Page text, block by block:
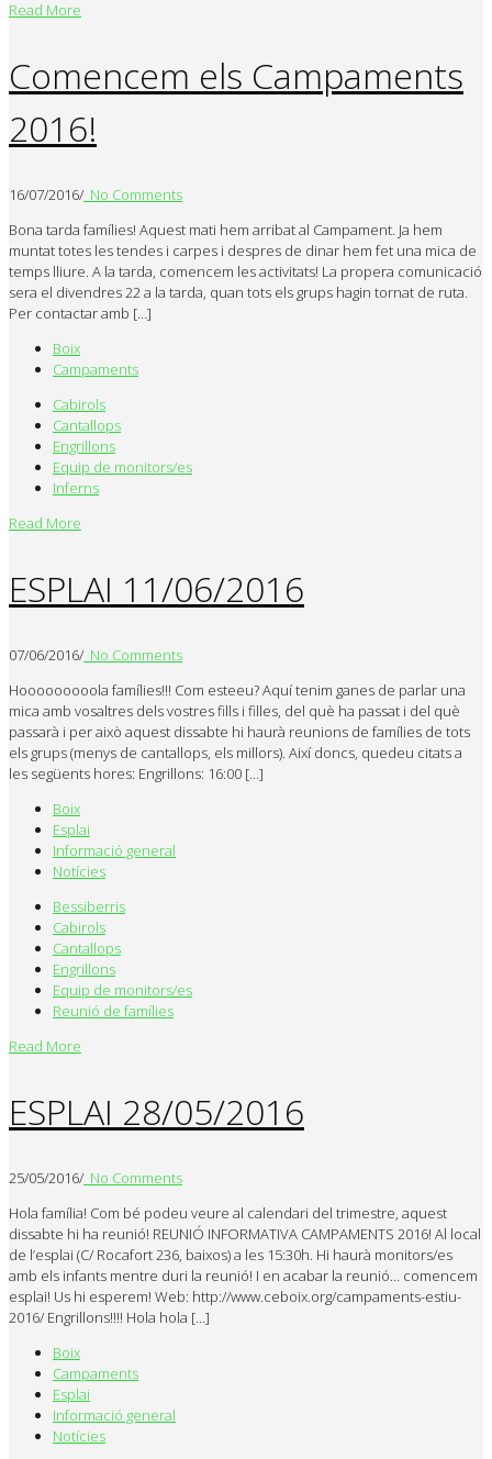
Read More
Comencem els Campaments
2016!
16/07/2016/ No Comments
Bona tarda famílies! Aquest mati hem arribat al Campament. Ja hem
muntat totes les tendes i carpes i despres de dinar hem fet una mica de
temps lliure. A la tarda, comencem les activitats! La propera comunicació
sera el divendres 22 a la tarda, quan tots els grups hagin tornat de ruta.
Per contactar amb […]
Boix
Campaments
Cabirols
Cantallops
Engrillons
Equip de monitors/es
Inferns
Read More
ESPLAI 11/06/2016
07/06/2016/ No Comments
Hooooooooola famílies!!! Com esteeu? Aquí tenim ganes de parlar una
mica amb vosaltres dels vostres fills i filles, del què ha passat i del què
passarà i per això aquest dissabte hi haurà reunions de famílies de tots
els grups (menys de cantallops, els millors). Així doncs, quedeu citats a
les següents hores: Engrillons: 16:00 […]
Boix
Esplai
Informació general
Notícies
Bessiberris
Cabirols
Cantallops
Engrillons
Equip de monitors/es
Reunió de famílies
Read More
ESPLAI 28/05/2016
25/05/2016/ No Comments
Hola família! Com bé podeu veure al calendari del trimestre, aquest
dissabte hi ha reunió! REUNIÓ INFORMATIVA CAMPAMENTS 2016! Al local
de l’esplai (C/ Rocafort 236, baixos) a les 15:30h. Hi haurà monitors/es
amb els infants mentre duri la reunió! I en acabar la reunió… comencem
esplai! Us hi esperem! Web: http://www.ceboix.org/campaments-estiu-
2016/ Engrillons!!!! Hola hola […]
Boix
Campaments
Esplai
Informació general
Notícies